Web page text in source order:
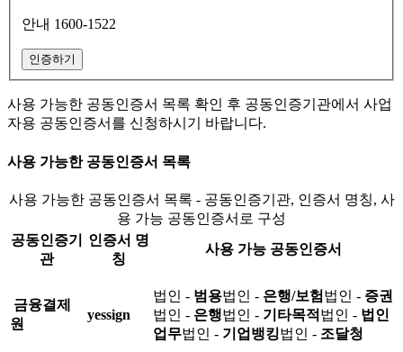
안내 1600-1522
인증하기
사용 가능한 공동인증서 목록 확인 후 공동인증기관에서 사업
자용 공동인증서를 신청하시기 바랍니다.
사용 가능한 공동인증서 목록
사용 가능한 공동인증서 목록 - 공동인증기관, 인증서 명칭, 사
용 가능 공동인증서로 구성
공동인증기
관
인증서 명
칭
사용 가능 공동인증서
금융결제
원
yessign
법인 - 범용법인 - 은행/보험 법인 - 증권
법인 - 은행법인 - 기타목적 법인 - 법인
업무법인 - 기업뱅킹법인 - 조달청